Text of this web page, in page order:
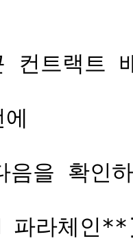
컨트랙트
음을 확인
파라체